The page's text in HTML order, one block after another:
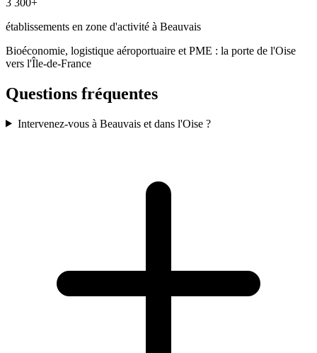
établissements en zone d'activité à Beauvais
Bioéconomie, logistique aéroportuaire et PME : la porte de l'Oise
vers l'Île-de-France
Questions fréquentes
Intervenez-vous à Beauvais et dans l'Oise ?